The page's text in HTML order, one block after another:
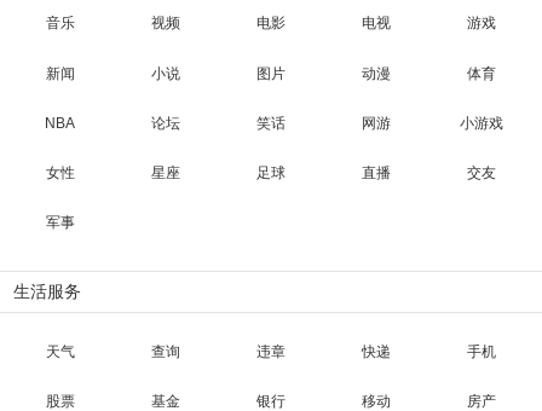
音乐 视频 电影 电视 游戏
新闻 小说 图片 动漫 体育
NBA 论坛 笑话 网游 小游戏
女性 星座 足球 直播 交友
军事
生活服务
天气 查询 违章 快递 手机
股票 基金 银行 移动 房产